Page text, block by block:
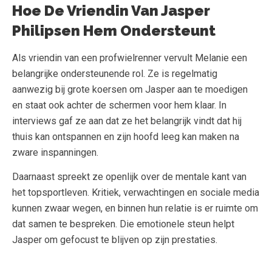
Hoe De Vriendin Van Jasper
Philipsen Hem Ondersteunt
Als vriendin van een profwielrenner vervult Melanie een
belangrijke ondersteunende rol. Ze is regelmatig
aanwezig bij grote koersen om Jasper aan te moedigen
en staat ook achter de schermen voor hem klaar. In
interviews gaf ze aan dat ze het belangrijk vindt dat hij
thuis kan ontspannen en zijn hoofd leeg kan maken na
zware inspanningen.
Daarnaast spreekt ze openlijk over de mentale kant van
het topsportleven. Kritiek, verwachtingen en sociale media
kunnen zwaar wegen, en binnen hun relatie is er ruimte om
dat samen te bespreken. Die emotionele steun helpt
Jasper om gefocust te blijven op zijn prestaties.